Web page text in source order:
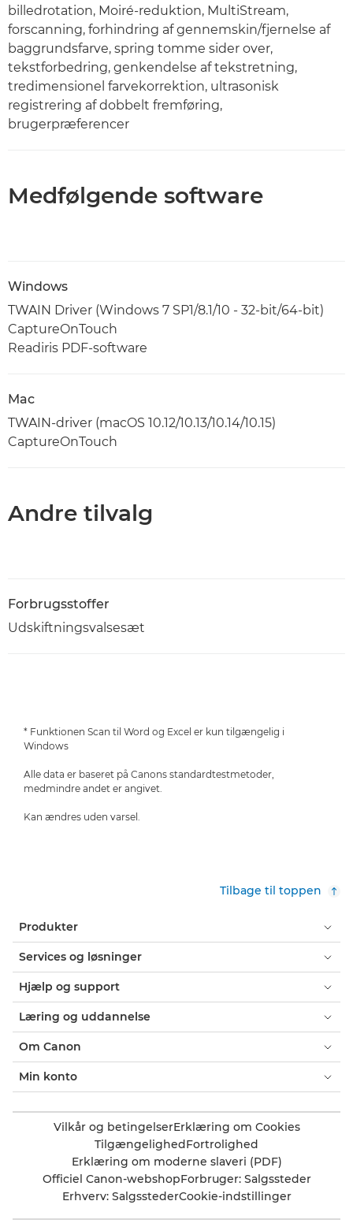
billedrotation, Moiré-reduktion, MultiStream,
forscanning, forhindring af gennemskin/fjernelse af
baggrundsfarve, spring tomme sider over,
tekstforbedring, genkendelse af tekstretning,
tredimensionel farvekorrektion, ultrasonisk
registrering af dobbelt fremføring,
brugerpræferencer
Medfølgende software
Windows
TWAIN Driver (Windows 7 SP1/8.1/10 - 32-bit/64-bit)
CaptureOnTouch
Readiris PDF-software
Mac
TWAIN-driver (macOS 10.12/10.13/10.14/10.15)
CaptureOnTouch
Andre tilvalg
Forbrugsstoffer
Udskiftningsvalsesæt
* Funktionen Scan til Word og Excel er kun tilgængelig i
Windows
Alle data er baseret på Canons standardtestmetoder,
medmindre andet er angivet.
Kan ændres uden varsel.
Tilbage til toppen
Produkter
Services og løsninger
Hjælp og support
Læring og uddannelse
Om Canon
Min konto
Vilkår og betingelserErklæring om Cookies
TilgængelighedFortrolighed
Erklæring om moderne slaveri (PDF)
Officiel Canon-webshopForbruger: Salgssteder
Erhverv: SalgsstederCookie-indstillinger